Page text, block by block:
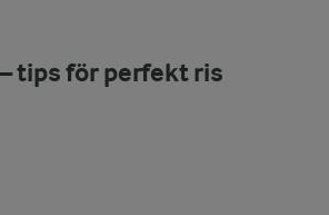
tips för perfekt ris